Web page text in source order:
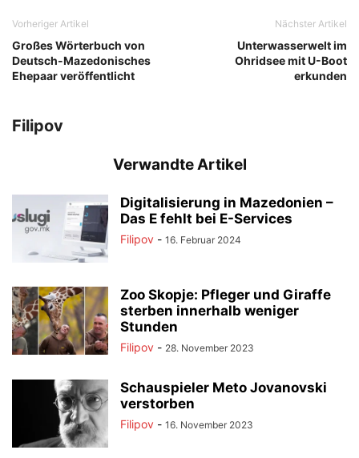
Vorheriger Artikel
Großes Wörterbuch von
Deutsch-Mazedonisches
Ehepaar veröffentlicht
Nächster Artikel
Unterwasserwelt im
Ohridsee mit U-Boot
erkunden
Filipov
Verwandte Artikel
Digitalisierung in Mazedonien –
Das E fehlt bei E-Services
Filipov - 16. Februar 2024
Zoo Skopje: Pfleger und Giraffe
sterben innerhalb weniger
Stunden
Filipov - 28. November 2023
Schauspieler Meto Jovanovski
verstorben
Filipov - 16. November 2023